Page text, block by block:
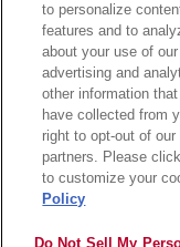
森永製
サイトマップ
ウェブアク
to personalize
features and to
about your use of
advertising and
other information
have collected from
right to opt-out of
partners. Please
to customize your
Policy
Do Not Sell My